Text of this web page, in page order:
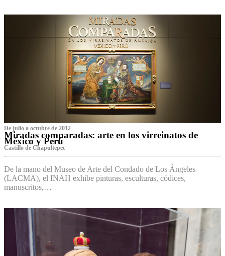
De julio a octubre de 2012
Miradas comparadas: arte en los virreinatos de
México y Perú
Castillo de Chapultepec
De la mano del Museo de Arte del Condado de Los Ángeles
(LACMA), el INAH exhibe pinturas, esculturas, códices,
manuscritos,…